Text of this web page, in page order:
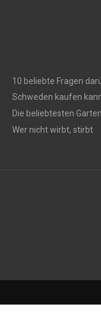
10 beliebte Fragen
Schweden kaufen
Die beliebtesten
Wer nicht wirbt, stirbt